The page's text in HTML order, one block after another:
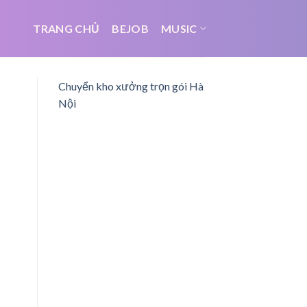
TRANG CHỦ BEJOB MUSIC
Chuyển kho xưởng trọn gói Hà
Nội